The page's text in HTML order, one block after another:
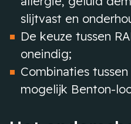
slijtvast en
De keuze tussen
oneindig;
Combinaties
mogelijk Benton-